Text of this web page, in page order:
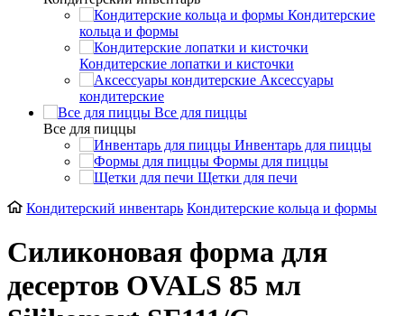
Кондитерские
кольца и формы
Кондитерские лопатки и кисточки
Аксессуары
кондитерские
Все для пиццы
Все для пиццы
Инвентарь для пиццы
Формы для пиццы
Щетки для печи
Кондитерский инвентарь Кондитерские кольца и формы
Силиконовая форма для
десертов OVALS 85 мл